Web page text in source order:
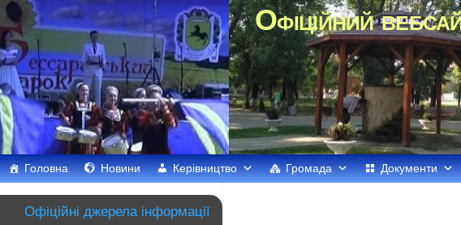
Офіційний
Головна Новини Керівництво Громада Документи
Офіційні джерела інформації